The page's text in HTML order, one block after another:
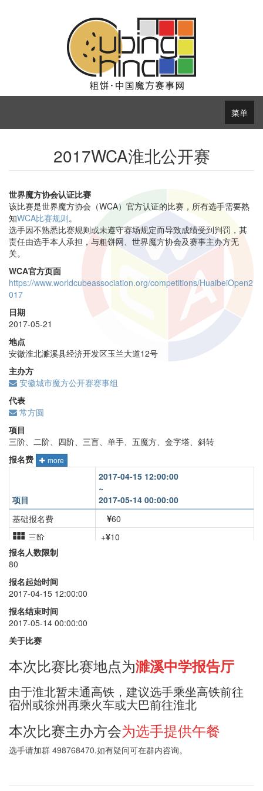
菜单
2017WCA淮北公开赛
世界魔方协会认证比赛
该比赛是世界魔方协会（WCA）官方认证的比赛，所有选手需要熟
知WCA比赛规则。
选手因不熟悉比赛规则或未遵守赛场规定而导致成绩受到判罚，其
责任由选手本人承担，与粗饼网、世界魔方协会及赛事主办方无
关。
WCA官方页面
https://www.worldcubeassociation.org/competitions/HuaibeiOpen2
017
日期
2017-05-21
地点
安徽淮北濉溪县经济开发区玉兰大道12号
主办方
安徽城市魔方公开赛赛事组
代表
常方圆
项目
三阶、二阶、四阶、三盲、单手、五魔方、金字塔、斜转
报名费
more
项目
2017-04-15 12:00:00
~
2017-05-14 00:00:00
基础报名费
60
三阶
+ 10
二阶
四阶
三盲
单手
五魔方
斜转
+ 20
报名人数限制
80
报名起始时间
2017-04-15 12:00:00
报名结束时间
2017-05-14 00:00:00
关于比赛
本次比赛比赛地点为濉溪中学报告厅
由于淮北暂未通高铁，建议选手乘坐高铁前往
宿州或徐州再乘火车或大巴前往淮北
本次比赛主办方会为选手提供午餐
选手请加群 498768470.如有疑问可在群内咨询。